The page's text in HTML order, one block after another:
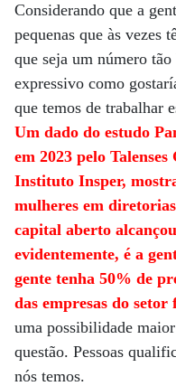
Considerando que a
pequenas que às vezes
que seja um número
expressivo como
que temos de trabalhar
Um dado do estudo
em 2023 pelo
Instituto Insper,
mulheres em
capital aberto
evidentemente, é a
gente tenha 50% de
das empresas do
uma possibilidade
questão. Pessoas
nós temos.